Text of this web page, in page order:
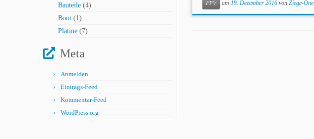
Bauteile 44
Boot 11
Produkt
Platine 77
Meta
Anmelden
Eintrags-Feed
Kommentar-Feed
WordPress.org
FPV am 19. Dezember 2016 vonZiege-One